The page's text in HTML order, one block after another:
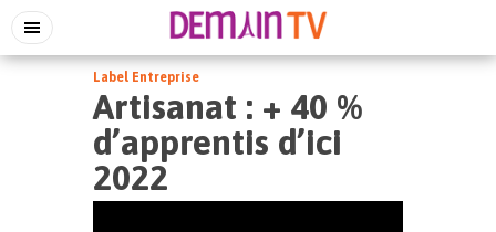
Label Entreprise
Artisanat : + 40 %
d’apprentis d’ici
2022